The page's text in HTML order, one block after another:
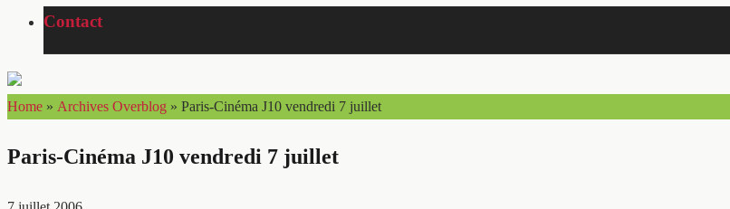
Contact
Home » Archives Overblog » Paris-Cinéma J10 vendredi 7 juillet
Paris-Cinéma J10 vendredi 7 juillet